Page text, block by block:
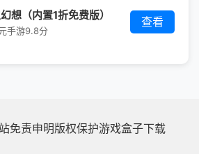
想（内置1折免费版）
手游9.8分
查看
免责申明版权保护游戏盒子下载